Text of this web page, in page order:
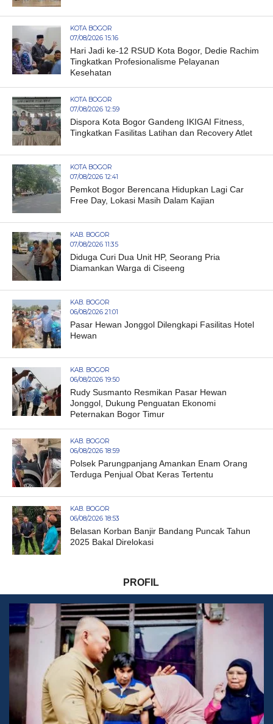
KOTA BOGOR
07/08/2026 15:16
Hari Jadi ke-12 RSUD Kota Bogor, Dedie Rachim
Tingkatkan Profesionalisme Pelayanan
Kesehatan
KOTA BOGOR
07/08/2026 12:59
Dispora Kota Bogor Gandeng IKIGAI Fitness,
Tingkatkan Fasilitas Latihan dan Recovery Atlet
KOTA BOGOR
07/08/2026 12:41
Pemkot Bogor Berencana Hidupkan Lagi Car
Free Day, Lokasi Masih Dalam Kajian
KAB. BOGOR
07/08/2026 11:35
Diduga Curi Dua Unit HP, Seorang Pria
Diamankan Warga di Ciseeng
KAB. BOGOR
06/08/2026 21:01
Pasar Hewan Jonggol Dilengkapi Fasilitas Hotel
Hewan
KAB. BOGOR
06/08/2026 19:50
Rudy Susmanto Resmikan Pasar Hewan
Jonggol, Dukung Penguatan Ekonomi
Peternakan Bogor Timur
KAB. BOGOR
06/08/2026 18:59
Polsek Parungpanjang Amankan Enam Orang
Terduga Penjual Obat Keras Tertentu
KAB. BOGOR
06/08/2026 18:53
Belasan Korban Banjir Bandang Puncak Tahun
2025 Bakal Direlokasi
PROFIL